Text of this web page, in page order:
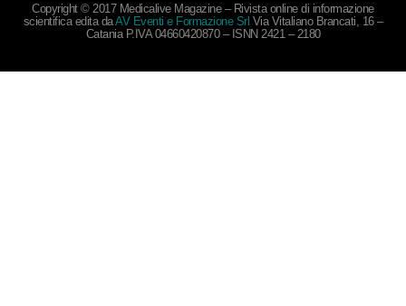
Copyright © 2017 Medicalive Magazine – Rivista online di informazione
scientifica edita daAV Eventi e Formazione Srl Via Vitaliano Brancati, 16 –
Catania P.IVA 04660420870 – ISNN 2421 – 2180